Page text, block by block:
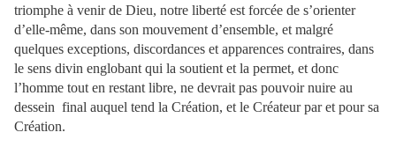
triomphe à venir de Dieu, notre liberté est forcée de s’orienter
d’elle-même, dans son mouvement d’ensemble, et malgré
quelques exceptions, discordances et apparences contraires, dans
le sens divin englobant qui la soutient et la permet, et donc
l’homme tout en restant libre, ne devrait pas pouvoir nuire au
dessein final auquel tend la Création, et le Créateur par et pour sa
Création.